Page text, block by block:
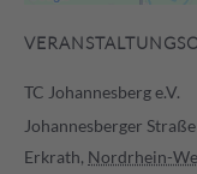
TC Johannesberg e.V.
Johannesberger
Erkrath, Nordrhein-